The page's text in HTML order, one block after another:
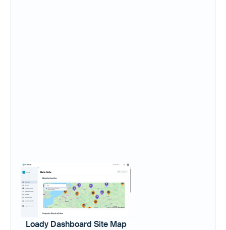
Loady Dashboard Site Map